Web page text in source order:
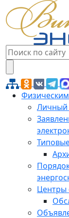
Личный
Центры